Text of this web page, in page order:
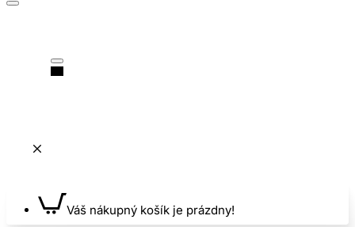
Váš nákupný košík je prázdny!